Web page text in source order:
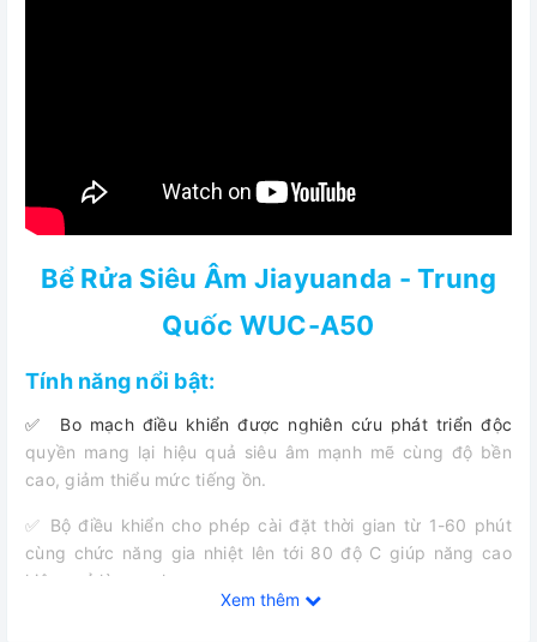
Bể Rửa Siêu Âm Jiayuanda - Trung
Quốc WUC-A50
Tính năng nổi bật:
✅ Bo mạch điều khiển được nghiên cứu phát triển độc
quyền mang lại hiệu quả siêu âm mạnh mẽ cùng độ bền
cao, giảm thiểu mức tiếng ồn.
✅ Bộ điều khiển cho phép cài đặt thời gian từ 1-60 phút
cùng chức năng gia nhiệt lên tới 80 độ C giúp năng cao
hiệu quả làm sạch.
Xem thêm